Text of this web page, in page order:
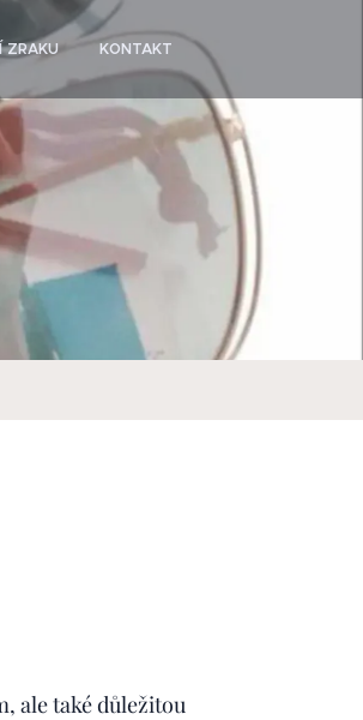
ZRAKU KONTAKT
ale také důležitou